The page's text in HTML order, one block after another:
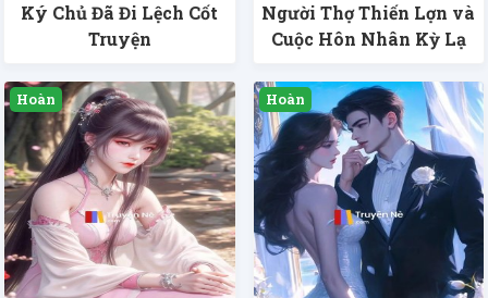
Ký Chủ Đã Đi Lệch Cốt
Truyện
Người Thợ Thiến Lợn và
Cuộc Hôn Nhân Kỳ Lạ